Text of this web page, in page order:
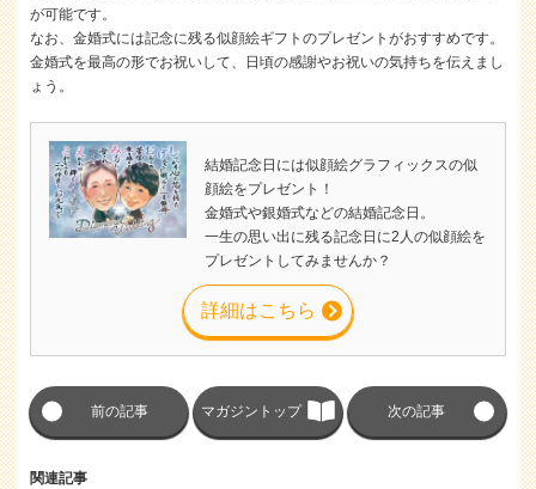
が可能です。
なお、金婚式には記念に残る似顔絵ギフトのプレゼントがおすすめです。
金婚式を最高の形でお祝いして、日頃の感謝やお祝いの気持ちを伝えまし
ょう。
結婚記念日には似顔絵グラフィックスの似
顔絵をプレゼント！
金婚式や銀婚式などの結婚記念日。
一生の思い出に残る記念日に2人の似顔絵を
プレゼントしてみませんか？
詳細はこちら
前の記事 マガジントップ 次の記事
関連記事